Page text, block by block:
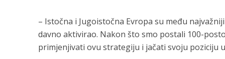
– Istočna i Jugoistočna Evropa su među
davno aktivirao. Nakon što smo postali 100-
primjenjivati ovu strategiju i jačati svoju poziciju